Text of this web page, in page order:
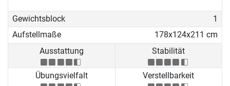
Gewichtsblock
1
Aufstellmaße
178x124x211 cm
Ausstattung
Stabilität
Übungsvielfalt Verstellbarkeit